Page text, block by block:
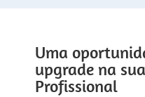
Uma
upgrade na
Profissional